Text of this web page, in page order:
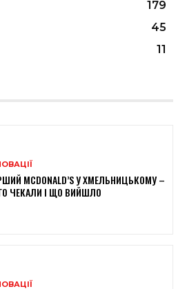
179
45
11
MCDONALD’S У ХМЕЛЬНИЦЬКОМУ –
ЧЕКАЛИ І ЩО ВИЙШЛО